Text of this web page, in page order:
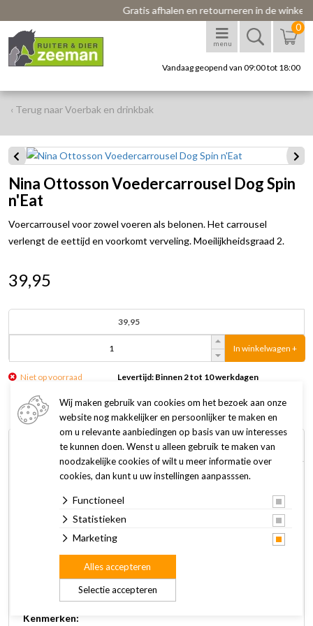
Gratis afhalen en retourneren in de winkel
menu
0
Vandaag geopend van 09:00 tot 18:00
‹ Terug naar Voerbak en drinkbak
Nina Ottosson Voedercarrousel Dog Spin
n'Eat
Voercarrousel voor zowel voeren als belonen. Het carrousel
verlengt de eettijd en voorkomt verveling. Moeilijkheidsgraad 2.
39,95
39,95
In winkelwagen +
Niet op voorraad Levertijd: Binnen 2 tot 10 werkdagen
Omschrijving Specificaties
Met de Nina Ottosson Voedercarrousel Dog Spin n'Eat kun je
voeren en belonen in één. Vul de carrousel met brokjes of
snacks. Draai langzaam aan de carrousel om het voer eruit te
laten komen en laat de hond het ook zelf doen. In de
gemaakt van voedselveilig materiaal en dus vrij van BPA, pvc,
lood en ftalaten.
Kenmerken:
Wij maken gebruik van cookies om het bezoek aan onze
website nog makkelijker en persoonlijker te maken en
om u relevante aanbiedingen op basis van uw interesses
te kunnen doen. Wenst u alleen gebruik te maken van
noodzakelijke cookies of wilt u meer informatie over
cookies, dan kunt u uw instellingen aanpasssen.
Functioneel
Statistieken
Marketing
Selectie accepteren
Alles accepteren